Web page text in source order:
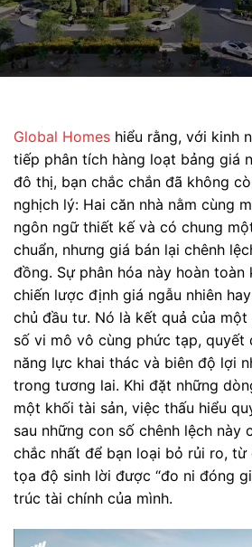
Global Homes hiểu rằng, với kinh
tiếp phân tích hàng loạt bảng giá
đô thị, bạn chắc chắn đã không
nghịch lý: Hai căn nhà nằm cùng
ngôn ngữ thiết kế và có chung
chuẩn, nhưng giá bán lại chênh
đồng. Sự phân hóa này hoàn toàn
chiến lược định giá ngẫu nhiên
chủ đầu tư. Nó là kết quả của
số vi mô vô cùng phức tạp,
năng lực khai thác và biên độ lợi
trong tương lai. Khi đặt những
một khối tài sản, việc thấu hiểu
sau những con số chênh lệch này
chắc nhất để bạn loại bỏ rủi ro,
tọa độ sinh lời được “đo ni đóng
trúc tài chính của mình.